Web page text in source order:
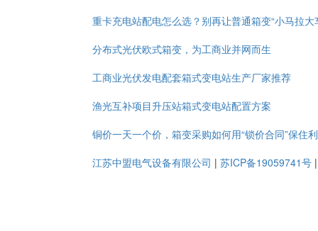
重卡充电站配电怎么选？别再让普通箱变“小马拉大
分布式光伏欧式箱变，为工商业并网而生
工商业光伏发电配套箱式变电站生产厂家推荐
渔光互补项目升压站箱式变电站配置方案
铜价一天一个价，箱变采购如何用“锁价合同”保住
江苏中盟电气设备有限公司 | 苏ICP备19059741号